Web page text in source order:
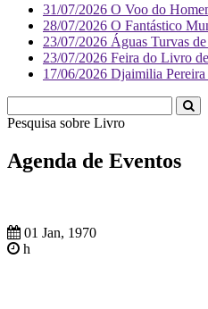
31/07/2026 O Voo do
28/07/2026 O Fantástico
23/07/2026 Águas Turvas
23/07/2026 Feira do Livro
17/06/2026 Djaimilia
Pesquisa sobre Liv
Agenda de Eventos
01 Jan, 1970
h